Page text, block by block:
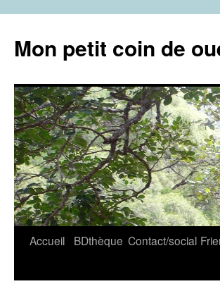
contenu
Mon petit coin de
Accueil BDthèque Contact/social